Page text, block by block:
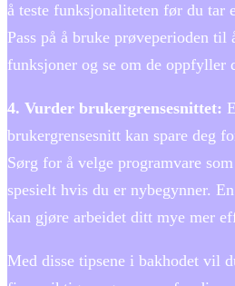
å teste funksjonaliteten før du tar
Pass på å bruke prøveperioden til
funksjoner og se om de oppfyller
4. Vurder brukergrensesnittet:
brukergrensesnitt kan spare deg
Sørg for å velge programvare
spesielt hvis du er nybegynner.
kan gjøre arbeidet ditt mye mer
Med disse tipsene i bakhodet vil